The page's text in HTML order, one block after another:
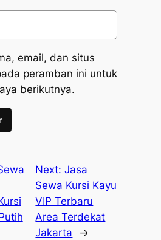
email, dan situs
peramban ini untuk
berikutnya.
Next:Jasa
Sewa Kursi Kayu
VIP Terbaru
Area Terdekat
Jakarta
→